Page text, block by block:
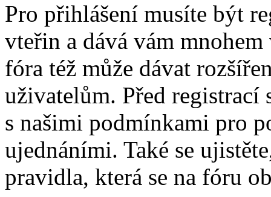
Pro přihlášení musíte být
vteřin a dává vám
fóra též může dávat
uživatelům. Před registrací
s našimi podmínkami pro
ujednáními. Také se
pravidla, která se na fóru